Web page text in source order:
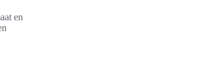
en